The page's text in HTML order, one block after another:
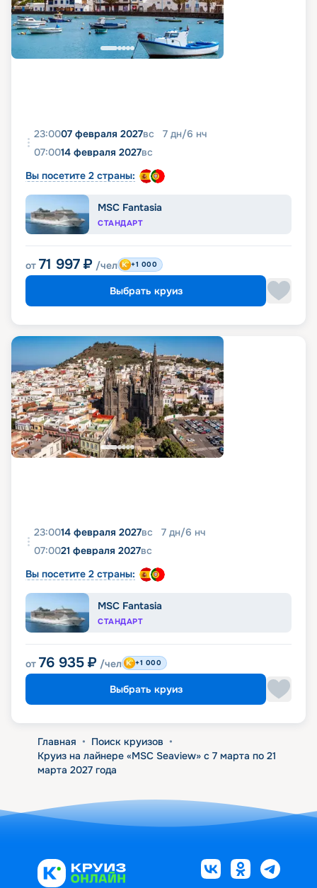
23:0007 февраля 2027вс 7 дн/6 нч
07:0014 февраля 2027вс
Вы посетите 2 страны:
MSC Fantasia
СТАНДАРТ
от 71 997 ₽ /чел +1 000
Выбрать круиз
23:0014 февраля 2027вс 7 дн/6 нч
07:0021 февраля 2027вс
Вы посетите 2 страны:
MSC Fantasia
СТАНДАРТ
от 76 935 ₽ /чел +1 000
Выбрать круиз
Главная • Поиск круизов •
Круиз на лайнере «MSC Seaview» с 7 марта по 21
марта 2027 года